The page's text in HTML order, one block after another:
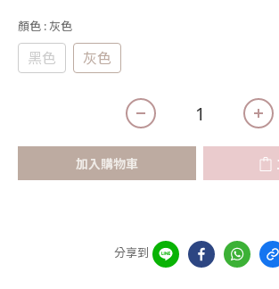
顏色 : 灰色
黑色 灰色
加入購物車
分享到